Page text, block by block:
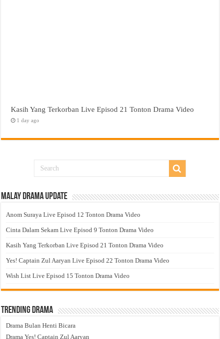
Kasih Yang Terkorban Live Episod 21 Tonton Drama Video
1 day ago
Malay Drama Update
Anom Suraya Live Episod 12 Tonton Drama Video
Cinta Dalam Sekam Live Episod 9 Tonton Drama Video
Kasih Yang Terkorban Live Episod 21 Tonton Drama Video
Yes! Captain Zul Aaryan Live Episod 22 Tonton Drama Video
Wish List Live Episod 15 Tonton Drama Video
Trending Drama
Drama Bulan Henti Bicara
Drama Yes! Captain Zul Aaryan